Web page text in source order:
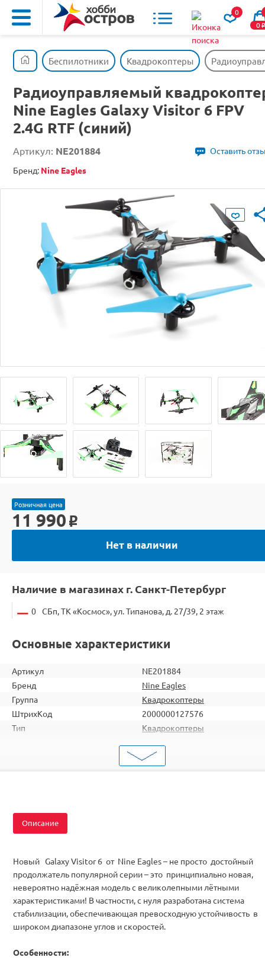
0
0o
Беспилотники Квадрокоптеры
Радиоуправляемый
Nine Eagles Galaxy Visitor 6 FPV
2.4G RTF (синий)
Артикул: NE201884
Оставить
Бренд: Nine Eagles
Розничная цена
11 990 o
Нет в наличии
Наличие в магазинах г. Санкт-Петербург
0 СБп, ТК «Космос», ул. Типанова, д. 27/39, 2 этаж
Основные характеристики
Артикул
NE201884
Бренд
Nine Eagles
Группа
Квадрокоптеры
ШтрихКод
2000000127576
Тип
Квадрокоптеры
с FPV
Описание
Новый Galaxy Visitor 6 от Nine Eagles – не просто достойный
продолжатель популярной серии – это принципиально новая,
невероятно надёжная модель с великолепными лётными
характеристиками! В частности, с нуля разработана система
стабилизации, обеспечивающая превосходную устойчивость в
широком диапазоне углов и скоростей.
Особенности: